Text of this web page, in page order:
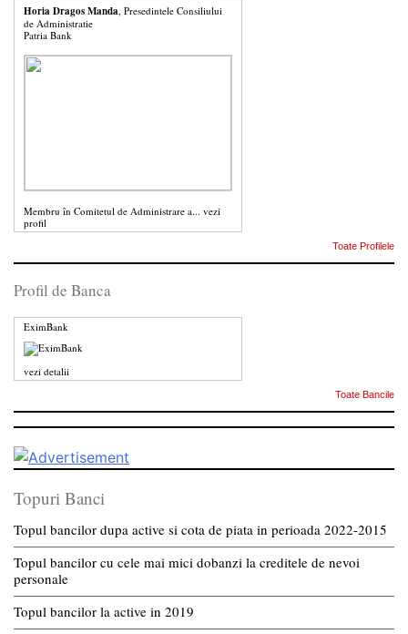
Horia Dragos Manda, Presedintele Consiliului
de Administratie
Patria Bank
Membru în Comitetul de Administrare a... vezi
profil
Toate Profilele
Profil de Banca
EximBank
vezi detalii
Toate Bancile
Topuri Banci
Topul bancilor dupa active si cota de piata in perioada 2022-2015
Topul bancilor cu cele mai mici dobanzi la creditele de nevoi
personale
Topul bancilor la active in 2019